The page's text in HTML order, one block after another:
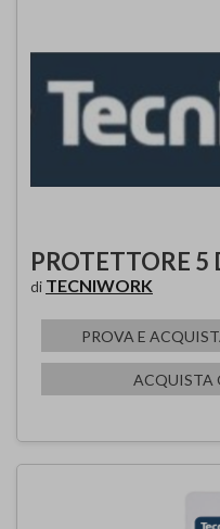
PROTETTORE
di TECNIWORK
PROVA E
ACQUISTA